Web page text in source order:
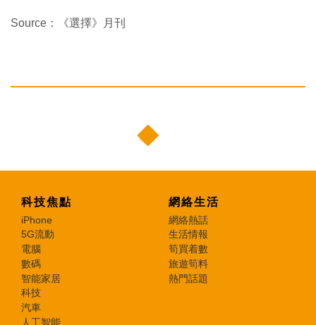
Source：《選擇》月刊
科技焦點
iPhone
5G流動
電腦
數碼
智能家居
科技
汽車
人工智能
網絡生活
網絡熱話
生活情報
筍買着數
旅遊筍料
熱門話題